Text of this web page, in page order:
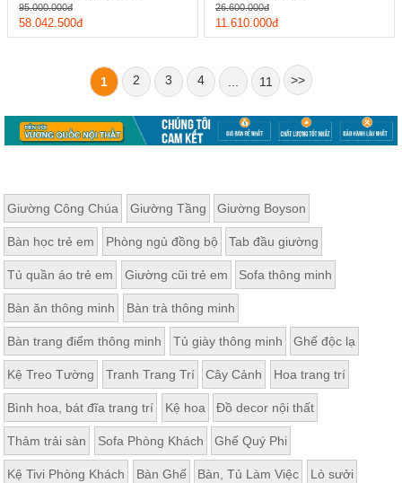
58.042.500đ
95.000.000đ
11.610.000đ
26.600.000đ
1 2 3 4 11 >>
Giường Công Chúa Giường Tầng Giường Boyson
Bàn học trẻ em Phòng ngủ đồng bộ Tab đầu giường
Tủ quần áo trẻ em Giường cũi trẻ em Sofa thông minh
Bàn ăn thông minh Bàn trà thông minh
Bàn trang điểm thông minh Tủ giày thông minh Ghế độc lạ
Kệ Treo Tường Tranh Trang Trí Cây Cảnh Hoa trang trí
Bình hoa, bát đĩa trang trí Kệ hoa Đồ decor nội thất
Thảm trải sàn Sofa Phòng Khách Ghế Quý Phi
Kệ Tivi Phòng Khách Bàn Ghế Bàn, Tủ Làm Việc Lò sưởi